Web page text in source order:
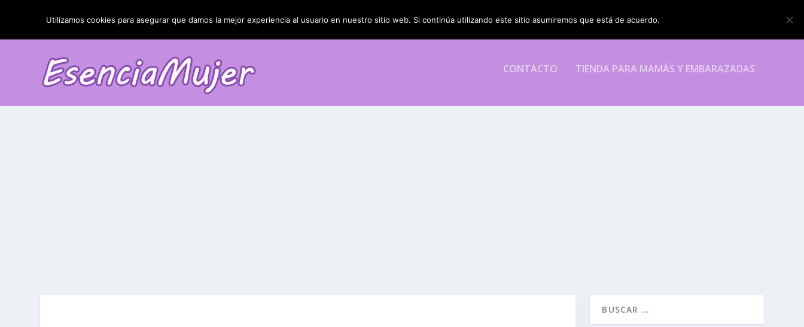
TENDENCIAS: La blefaroplastia y sus resultados
CONTACTO TIENDA PARA MAMÁS Y EMBARAZADAS
Utilizamos cookies para asegurar que damos la mejor experiencia al usuario en nuestro sitio web. Si continúa utilizando este sitio asumiremos que está de acuerdo.